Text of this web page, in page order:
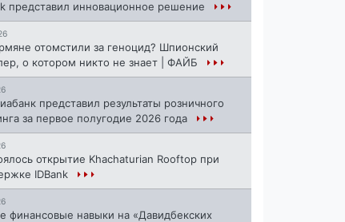
представил инновационное решение
отомстили за геноцид? Шпионский
о котором никто не знает | ФАЙБ
представил результаты розничного
за первое полугодие 2026 года
открытие Khachaturian Rooftop при
IDBank
финансовые навыки на «Давидбекских